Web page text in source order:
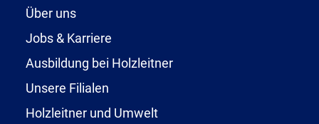
Über uns
Jobs & Karriere
Ausbildung bei Holzleitner
Unsere Filialen
Holzleitner und Umwelt